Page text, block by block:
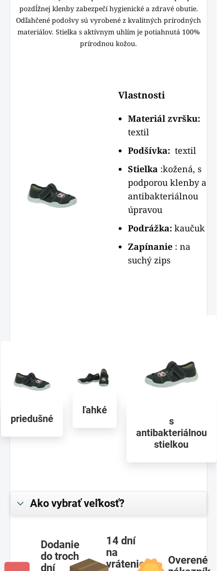
pozdĺžnej klenby zabezpečí hygienické a zdravé obutie.
Odľahčené podošvy sú vyrobené z kvalitných prírodných
materiálov. Stielka s aktívnym uhlím je potiahnutá 100%
prírodnou kožou.
Vlastnosti
Materiál zvršku:
textil
Podšívka: textil
Stielka :kožená, s
podporou klenby a
antibakteriálnou
úpravou
Podrážka: kaučuk
Zapínanie : na
suchý zips
priedušné
ľahké
s
antibakteriálnou
stielkou
Ako vybrať veľkosť?
Dodanie
do troch
dní
14 dní
na
vrátenie
Overené